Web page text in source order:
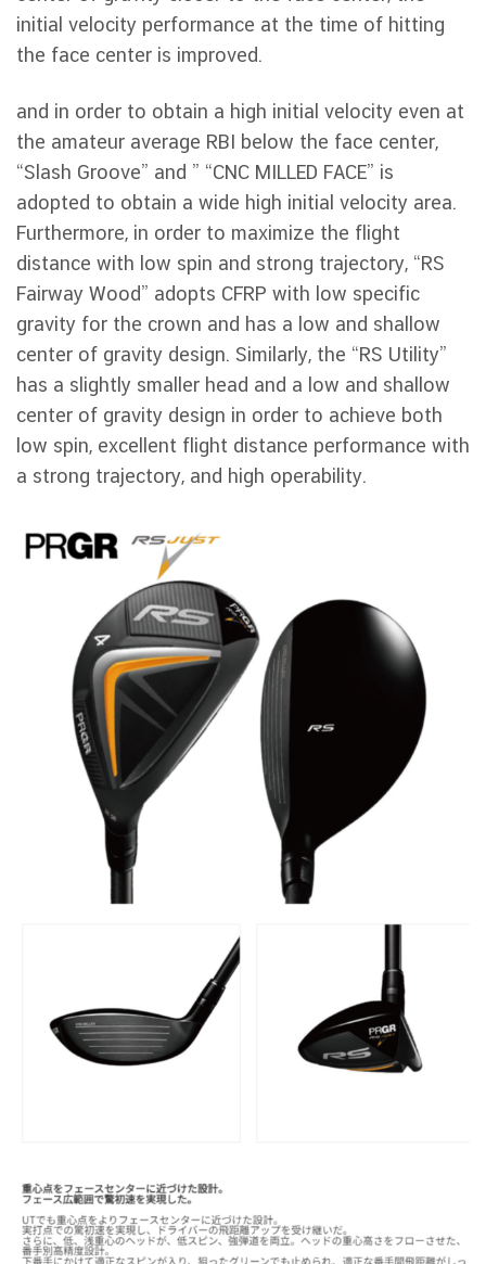
initial velocity performance at the time of hitting
the face center is improved.
and in order to obtain a high initial velocity even at
the amateur average RBI below the face center,
“Slash Groove” and ” “CNC MILLED FACE” is
adopted to obtain a wide high initial velocity area.
Furthermore, in order to maximize the flight
distance with low spin and strong trajectory, “RS
Fairway Wood” adopts CFRP with low specific
gravity for the crown and has a low and shallow
center of gravity design. Similarly, the “RS Utility”
has a slightly smaller head and a low and shallow
center of gravity design in order to achieve both
low spin, excellent flight distance performance with
a strong trajectory, and high operability.